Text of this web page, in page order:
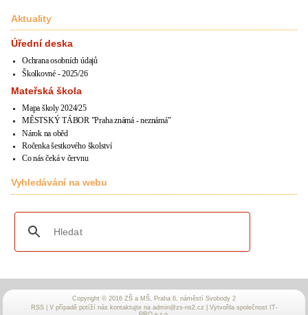
Aktuality
Úřední deska
Ochrana osobních údajů
Školkovné - 2025/26
Mateřská škola
Mapa školy 2024/25
MĚSTSKÝ TÁBOR "Praha známá - neznámá"
Nárok na oběd
Ročenka šestkového školství
Co nás čeká v červnu
Vyhledávání na webu
Copyright © 2016 ZŠ a MŠ, Praha 6, náměstí Svobody 2
RSS| V případě potíží nás kontaktujte na admin@zs-ns2.cz | Vytvořila společnost IT-